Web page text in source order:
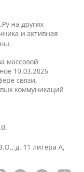
на других
и активная
массовой
10.03.2026
связи,
коммуникаций
д. 11 литера А,